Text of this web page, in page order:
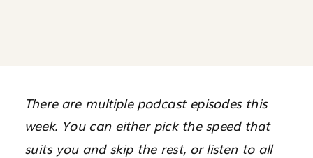
There are multiple podcast episodes this
week. You can either pick the speed that
suits you and skip the rest, or listen to all